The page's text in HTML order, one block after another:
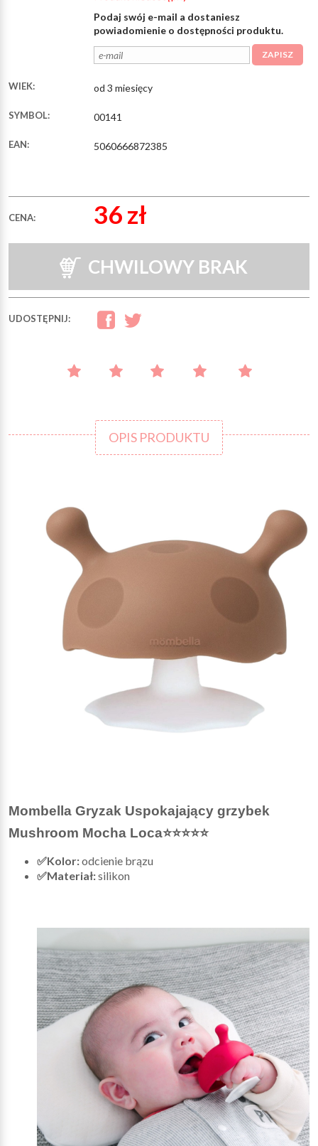
Podaj swój e-mail a dostaniesz
powiadomienie o dostępności produktu.
ZAPISZ
WIEK: od 3 miesięcy
SYMBOL: 00141
EAN: 5060666872385
CENA: 36 zł
CHWILOWY BRAK
UDOSTĘPNIJ:
OPIS PRODUKTU
Mombella Gryzak Uspokajający grzybek
Mushroom Mocha Loca⭐⭐⭐⭐⭐
✅Kolor:odcienie brązu
✅Materiał:silikon